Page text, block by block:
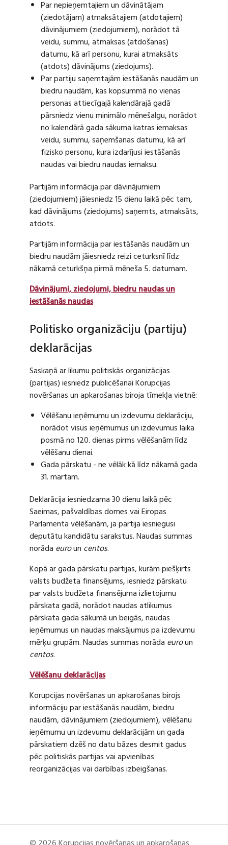
Par nepieņemtajiem un dāvinātājam
(ziedotājam) atmaksātajiem (atdotajiem)
dāvinājumiem (ziedojumiem), norādot tā
veidu, summu, atmaksas (atdošanas)
datumu, kā arī personu, kurai atmaksāts
(atdots) dāvinājums (ziedojums).
Par partiju saņemtajām iestāšanās naudām un
biedru naudām, kas kopsummā no vienas
personas attiecīgajā kalendārajā gadā
pārsniedz vienu minimālo mēnešalgu, norādot
no kalendārā gada sākuma katras iemaksas
veidu, summu, saņemšanas datumu, kā arī
fizisko personu, kura izdarījusi iestāšanās
naudas vai biedru naudas iemaksu.
Partijām informācija par dāvinājumiem
(ziedojumiem) jāiesniedz 15 dienu laikā pēc tam,
kad dāvinājums (ziedojums) saņemts, atmaksāts,
atdots.
Partijām informācija par iestāšanās naudām un
biedru naudām jāiesniedz reizi ceturksnī līdz
nākamā ceturkšņa pirmā mēneša 5. datumam.
Dāvinājumi, ziedojumi, biedru naudas un
iestāšanās naudas
Politisko organizāciju (partiju)
deklarācijas
Saskaņā ar likumu politiskās organizācijas
(partijas) iesniedz publicēšanai Korupcijas
novēršanas un apkarošanas biroja tīmekļa vietnē:
Vēlēšanu ieņēmumu un izdevumu deklarāciju,
norādot visus ieņēmumus un izdevumus laika
posmā no 120. dienas pirms vēlēšanām līdz
vēlēšanu dienai.
Gada pārskatu - ne vēlāk kā līdz nākamā gada
31. martam.
Deklarācija iesniedzama 30 dienu laikā pēc
Saeimas, pašvaldības domes vai Eiropas
Parlamenta vēlēšanām, ja partija iesniegusi
deputātu kandidātu sarakstus. Naudas summas
norāda euroun centos.
Kopā ar gada pārskatu partijas, kurām piešķirts
valsts budžeta finansējums, iesniedz pārskatu
par valsts budžeta finansējuma izlietojumu
pārskata gadā, norādot naudas atlikumus
pārskata gada sākumā un beigās, naudas
ieņēmumus un naudas maksājumus pa izdevumu
mērķu grupām. Naudas summas norāda euroun
centos.
Vēlēšanu deklarācijas
Korupcijas novēršanas un apkarošanas birojs
informāciju par iestāšanās naudām, biedru
naudām, dāvinājumiem (ziedojumiem), vēlēšanu
ieņēmumu un izdevumu deklarācijām un gada
pārskatiem dzēš no datu bāzes desmit gadus
pēc politiskās partijas vai apvienības
reorganizācijas vai darbības izbeigšanas.